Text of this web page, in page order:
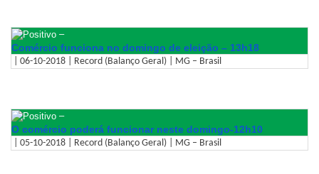
–
Comércio funciona no domingo de eleição – 13h18
| 06-10-2018 | Record (Balanço Geral) | MG – Brasil
–
O comércio poderá funcionar neste domingo-12h10
| 05-10-2018 | Record (Balanço Geral) | MG – Brasil